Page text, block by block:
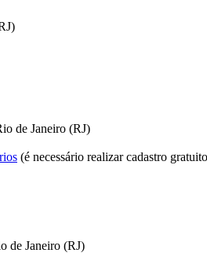
de Janeiro (RJ)
(é necessário realizar cadastro
de Janeiro (RJ)